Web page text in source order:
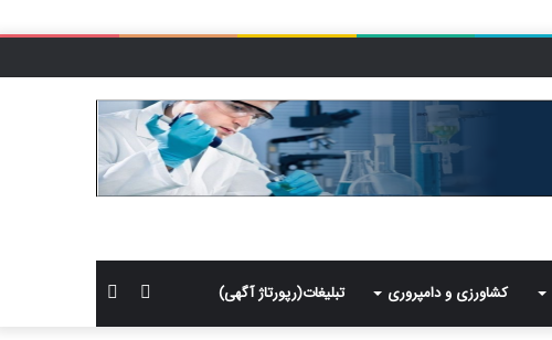
کشاورزی و دامپروری تبلیغات(رپورتاژ آگهی) سایدبار